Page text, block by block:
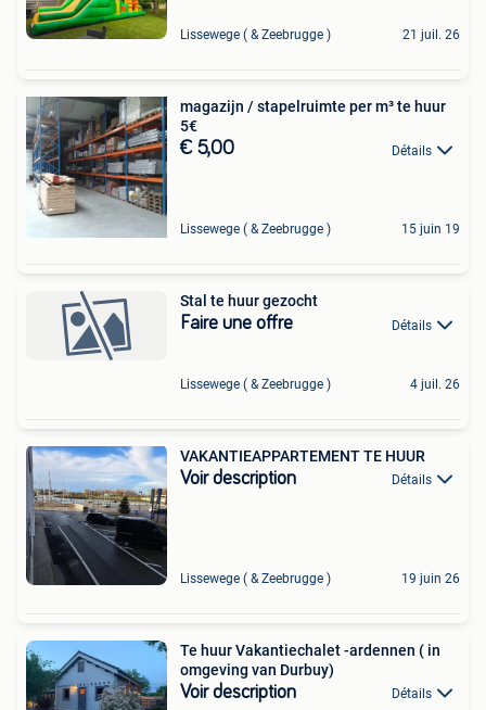
Lissewege ( & Zeebrugge ) 21 juil. 26
magazijn / stapelruimte per m³ te huur
5€
€ 5,00 Détails
Lissewege ( & Zeebrugge ) 15 juin 19
Stal te huur gezocht
Faire une offre Détails
Lissewege ( & Zeebrugge ) 4 juil. 26
VAKANTIEAPPARTEMENT TE HUUR
Voir description Détails
Lissewege ( & Zeebrugge ) 19 juin 26
Te huur Vakantiechalet -ardennen ( in
omgeving van Durbuy)
Voir description Détails